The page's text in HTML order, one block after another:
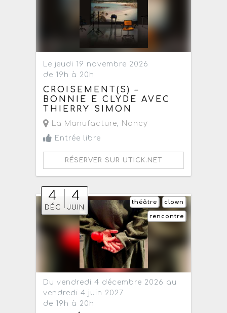
Le jeudi 19 novembre 2026
de 19h à 20h
CROISEMENT(S) –
BONNIE E CLYDE AVEC
THIERRY SIMON
La Manufacture, Nancy
Entrée libre
RÉSERVER SUR UTICK.NET
4
DÉC
4
JUIN
clown
théâtre
rencontre
Du vendredi 4 décembre 2026 au
vendredi 4 juin 2027
de 19h à 20h